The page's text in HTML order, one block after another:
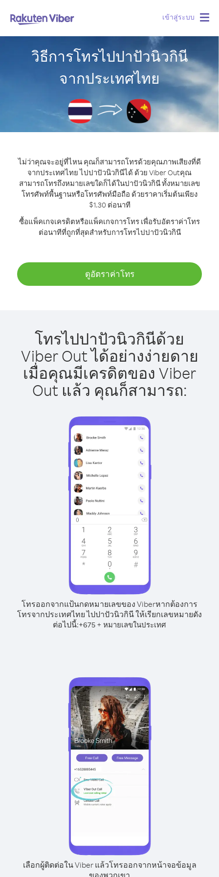
เข้าสู่ระบบ
วิธีการโทรไปปาปัวนิวกินี
จากประเทศไทย
ไม่ว่าคุณจะอยู่ที่ไหน คุณก็สามารถโทรด้วยคุณภาพเสียงที่ดี
จากประเทศไทย ไปปาปัวนิวกินีได้ ด้วย Viber Outคุณ
สามารถโทรถึงหมายเลขใดก็ได้ในปาปัวนิวกินี ทั้งหมายเลข
โทรศัพท์พื้นฐานหรือโทรศัพท์มือถือ ด้วยราคาเริ่มต้นเพียง
$1.30 ต่อนาที
ซื้อแพ็คเกจเครดิตหรือแพ็คเกจการโทร เพื่อรับอัตราค่าโทร
ต่อนาทีที่ถูกที่สุดสำหรับการโทรไปปาปัวนิวกินี
ดูอัตราค่าโทร
โทรไปปาปัวนิวกินีด้วย
Viber Out ได้อย่างง่ายดาย
เมื่อคุณมีเครดิตของ Viber
Out แล้ว คุณก็สามารถ:
โทรออกจากแป้นกดหมายเลขของ Viberหากต้องการ
โทรจากประเทศไทย ไปปาปัวนิวกินี ให้เรียกเลขหมายดัง
ต่อไปนี้:+675 + หมายเลขในประเทศ
เลือกผู้ติดต่อใน Viber แล้วโทรออกจากหน้าจอข้อมูล
ของพวกเขา